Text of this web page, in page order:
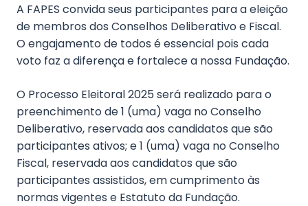
A FAPES convida seus participantes para a eleição
de membros dos Conselhos Deliberativo e Fiscal.
O engajamento de todos é essencial pois cada
voto faz a diferença e fortalece a nossa Fundação.
O Processo Eleitoral 2025 será realizado para o
preenchimento de 1 (uma) vaga no Conselho
Deliberativo, reservada aos candidatos que são
participantes ativos; e 1 (uma) vaga no Conselho
Fiscal, reservada aos candidatos que são
participantes assistidos, em cumprimento às
normas vigentes e Estatuto da Fundação.